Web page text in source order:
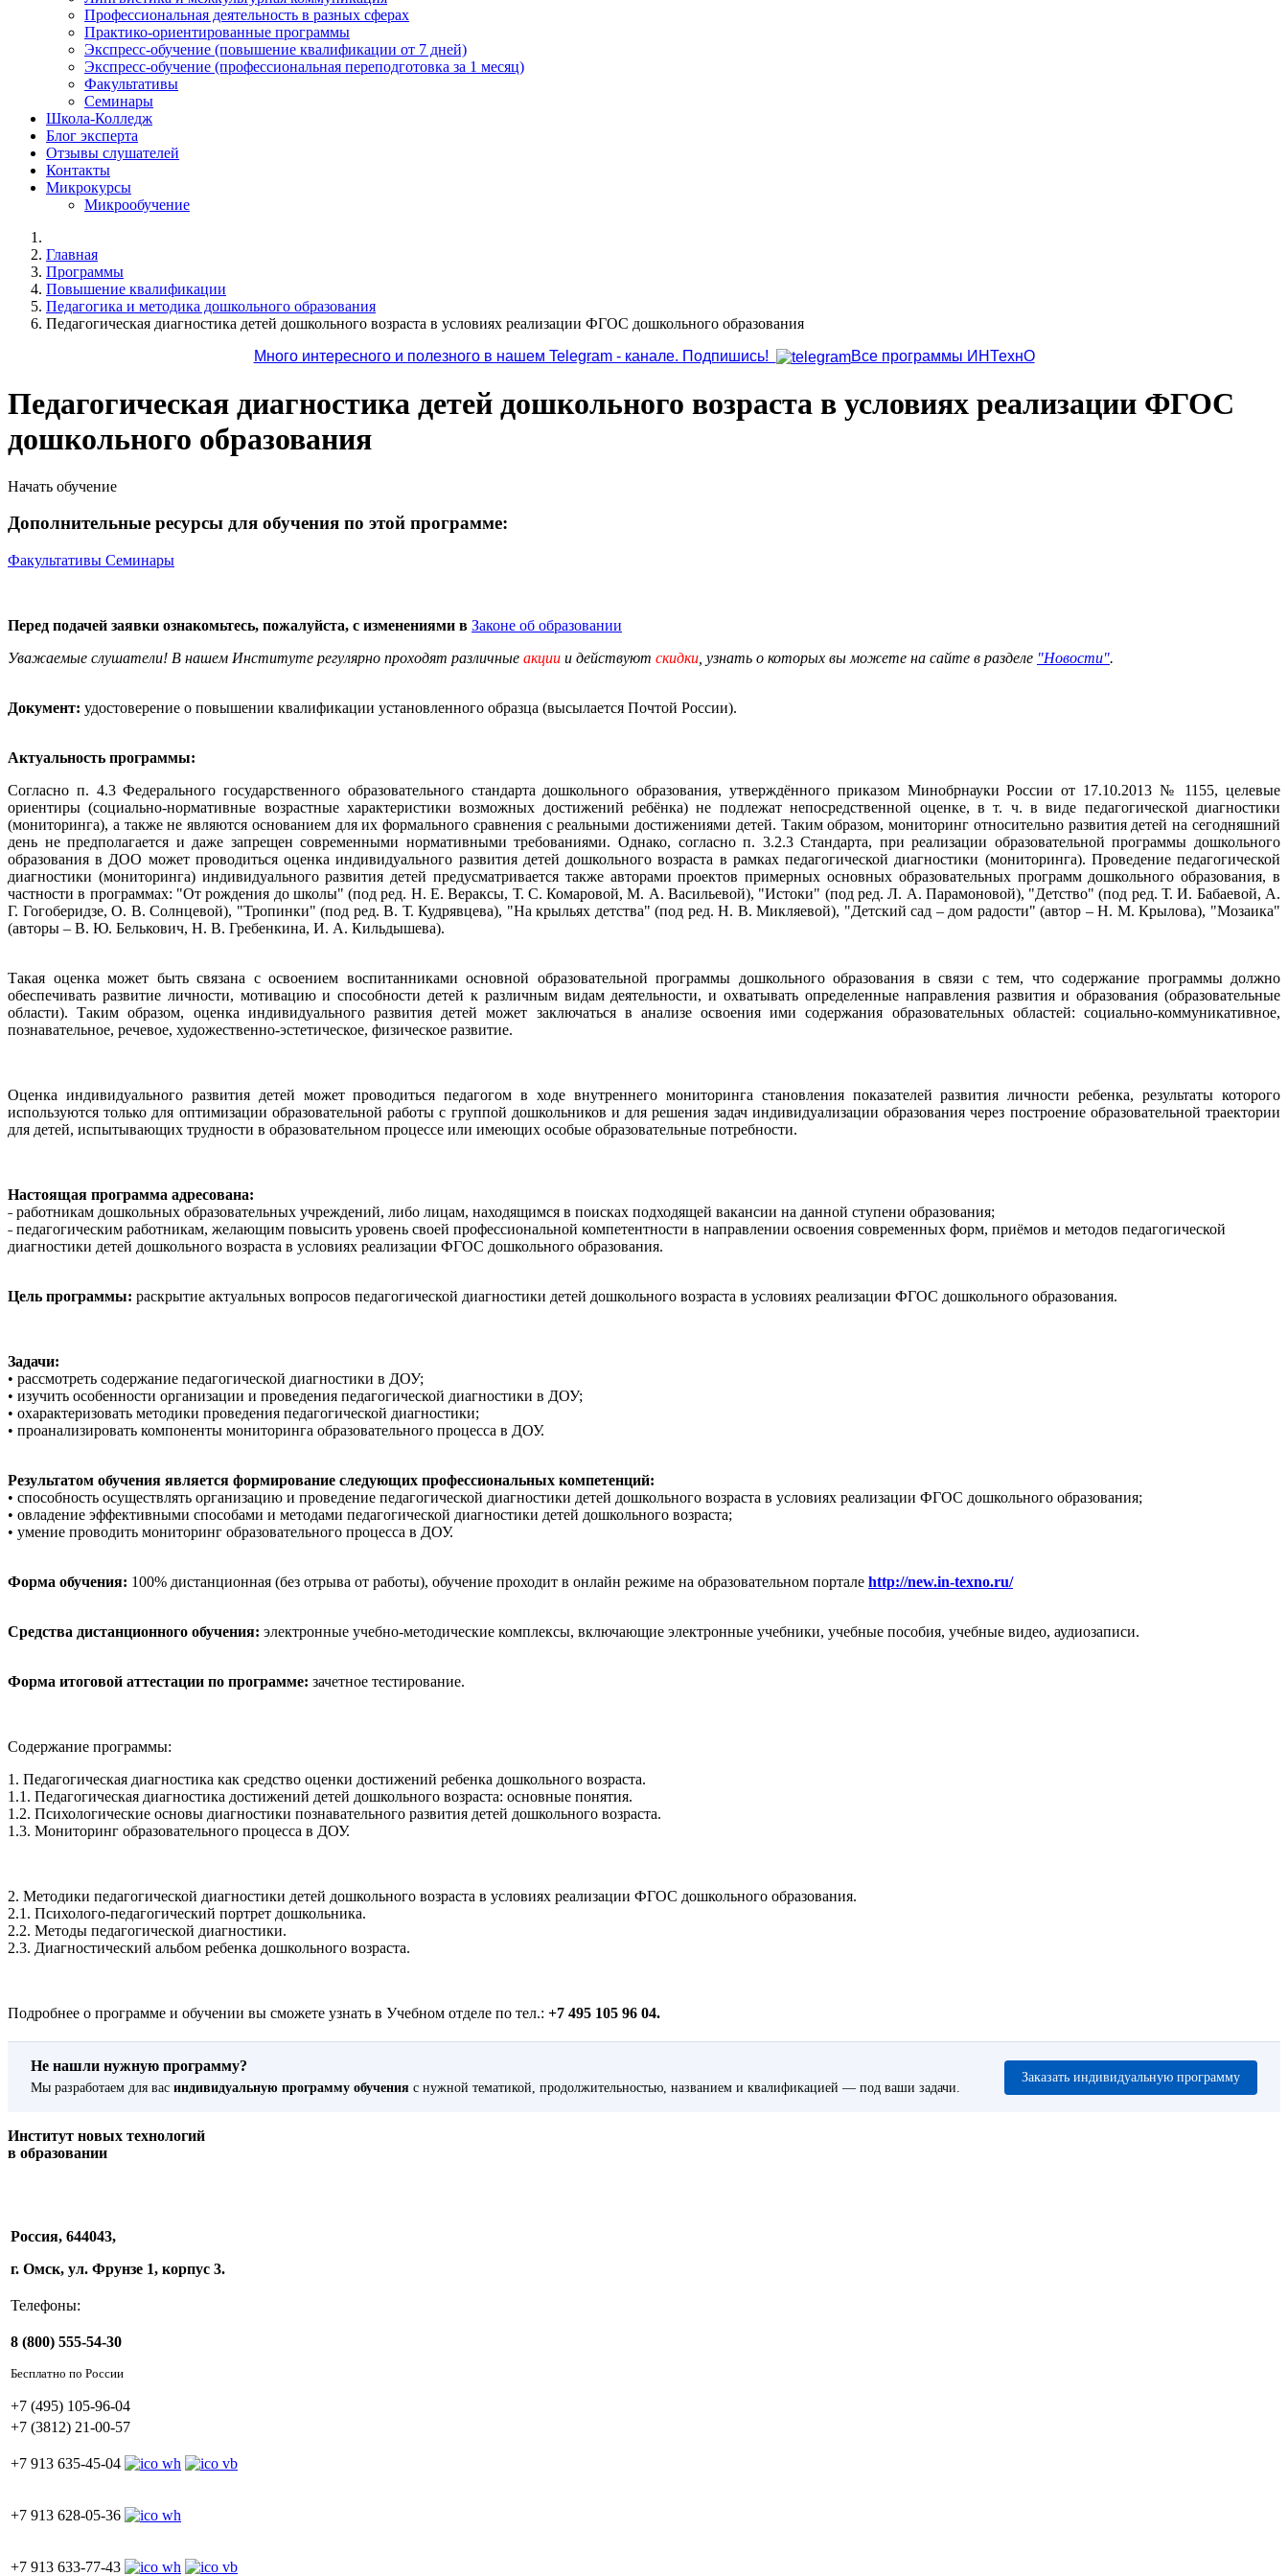
Профессиональная деятельность в разных сферах
Практико-ориентированные программы
Экспресс-обучение (повышение квалификации от 7 дней)
Экспресс-обучение (профессиональная переподготовка за 1 месяц)
Факультативы
Семинары
Школа-Колледж
Блог эксперта
Отзывы слушателей
Контакты
Микрокурсы
Микрообучение
Главная
Программы
Повышение квалификации
Педагогика и методика дошкольного образования
Педагогическая диагностика детей дошкольного возраста в условиях реализации ФГОС дошкольного образования
Много интересного и полезного в нашем Telegram - канале. Подпишись!
Все программы ИНТехнО
Педагогическая диагностика детей дошкольного возраста в условиях реализации ФГОС
дошкольного образования
Начать обучение
Дополнительные ресурсы для обучения по этой программе:
Факультативы Семинары
Перед подачей заявки ознакомьтесь, пожалуйста, с изменениями в Законе об образовании
Уважаемые слушатели! В нашем Институте регулярно проходят различные акции и действуют скидки , узнать о которых вы можете на сайте в разделе "Новости".
Документ: удостоверение о повышении квалификации установленного образца (высылается Почтой России).
Актуальность программы:
Согласно п. 4.3 Федерального государственного образовательного стандарта дошкольного образования, утверждённого приказом Минобрнауки России от 17.10.2013 № 1155, целевые
ориентиры (социально-нормативные возрастные характеристики возможных достижений ребёнка) не подлежат непосредственной оценке, в т. ч. в виде педагогической диагностики
(мониторинга), а также не являются основанием для их формального сравнения с реальными достижениями детей. Таким образом, мониторинг относительно развития детей на сегодняшний
день не предполагается и даже запрещен современными нормативными требованиями. Однако, согласно п. 3.2.3 Стандарта, при реализации образовательной программы дошкольного
образования в ДОО может проводиться оценка индивидуального развития детей дошкольного возраста в рамках педагогической диагностики (мониторинга). Проведение педагогической
диагностики (мониторинга) индивидуального развития детей предусматривается также авторами проектов примерных основных образовательных программ дошкольного образования, в
частности в программах: "От рождения до школы" (под ред. Н. Е. Вераксы, Т. С. Комаровой, М. А. Васильевой), "Истоки" (под ред. Л. А. Парамоновой), "Детство" (под ред. Т. И. Бабаевой, А.
Г. Гогоберидзе, О. В. Солнцевой), "Тропинки" (под ред. В. Т. Кудрявцева), "На крыльях детства" (под ред. Н. В. Микляевой), "Детский сад – дом радости" (автор – Н. М. Крылова), "Мозаика"
(авторы – В. Ю. Белькович, Н. В. Гребенкина, И. А. Кильдышева).
Такая оценка может быть связана с освоением воспитанниками основной образовательной программы дошкольного образования в связи с тем, что содержание программы должно
обеспечивать развитие личности, мотивацию и способности детей к различным видам деятельности, и охватывать определенные направления развития и образования (образовательные
области). Таким образом, оценка индивидуального развития детей может заключаться в анализе освоения ими содержания образовательных областей: социально-коммуникативное,
познавательное, речевое, художественно-эстетическое, физическое развитие.
Оценка индивидуального развития детей может проводиться педагогом в ходе внутреннего мониторинга становления показателей развития личности ребенка, результаты которого
используются только для оптимизации образовательной работы с группой дошкольников и для решения задач индивидуализации образования через построение образовательной траектории
для детей, испытывающих трудности в образовательном процессе или имеющих особые образовательные потребности.
Настоящая программа адресована:
˗ работникам дошкольных образовательных учреждений, либо лицам, находящимся в поисках подходящей вакансии на данной ступени образования;
˗ педагогическим работникам, желающим повысить уровень своей профессиональной компетентности в направлении освоения современных форм, приёмов и методов педагогической
диагностики детей дошкольного возраста в условиях реализации ФГОС дошкольного образования.
Цель программы: раскрытие актуальных вопросов педагогической диагностики детей дошкольного возраста в условиях реализации ФГОС дошкольного образования.
Задачи:
• рассмотреть содержание педагогической диагностики в ДОУ;
• изучить особенности организации и проведения педагогической диагностики в ДОУ;
• охарактеризовать методики проведения педагогической диагностики;
• проанализировать компоненты мониторинга образовательного процесса в ДОУ.
Результатом обучения является формирование следующих профессиональных компетенций:
• способность осуществлять организацию и проведение педагогической диагностики детей дошкольного возраста в условиях реализации ФГОС дошкольного образования;
• овладение эффективными способами и методами педагогической диагностики детей дошкольного возраста;
• умение проводить мониторинг образовательного процесса в ДОУ.
Форма обучения: 100% дистанционная (без отрыва от работы), обучение проходит в онлайн режиме на образовательном портале http://new.in-texno.ru/
Средства дистанционного обучения: электронные учебно-методические комплексы, включающие электронные учебники, учебные пособия, учебные видео, аудиозаписи.
Форма итоговой аттестации по программе: зачетное тестирование.
Содержание программы:
1. Педагогическая диагностика как средство оценки достижений ребенка дошкольного возраста.
1.1. Педагогическая диагностика достижений детей дошкольного возраста: основные понятия.
1.2. Психологические основы диагностики познавательного развития детей дошкольного возраста.
1.3. Мониторинг образовательного процесса в ДОУ.
2. Методики педагогической диагностики детей дошкольного возраста в условиях реализации ФГОС дошкольного образования.
2.1. Психолого-педагогический портрет дошкольника.
2.2. Методы педагогической диагностики.
2.3. Диагностический альбом ребенка дошкольного возраста.
Подробнее о программе и обучении вы сможете узнать в Учебном отделе по тел.: +7 495 105 96 04.
Не нашли нужную программу?
Мы разработаем для вас индивидуальную программу обучения с нужной тематикой, продолжительностью, названием и квалификацией — под ваши задачи.
Заказать индивидуальную программу
Институт новых технологий
в образовании
Россия, 644043,
г. Омск, ул. Фрунзе 1, корпус 3.
Телефоны:
8 (800) 555-54-30
Бесплатно по России
+7 (495) 105-96-04
+7 (3812) 21-00-57
+7 913 635-45-04
+7 913 628-05-36
+7 913 633-77-43